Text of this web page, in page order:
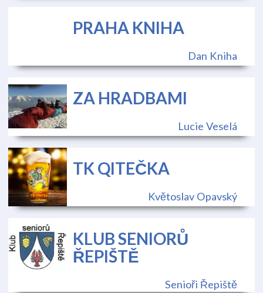
PRAHA KNIHA
Dan Kniha
ZA HRADBAMI
Lucie Veselá
TK QITEČKA
Květoslav Opavský
KLUB SENIORŮ
ŘEPIŠTĚ
Senioři Řepiště